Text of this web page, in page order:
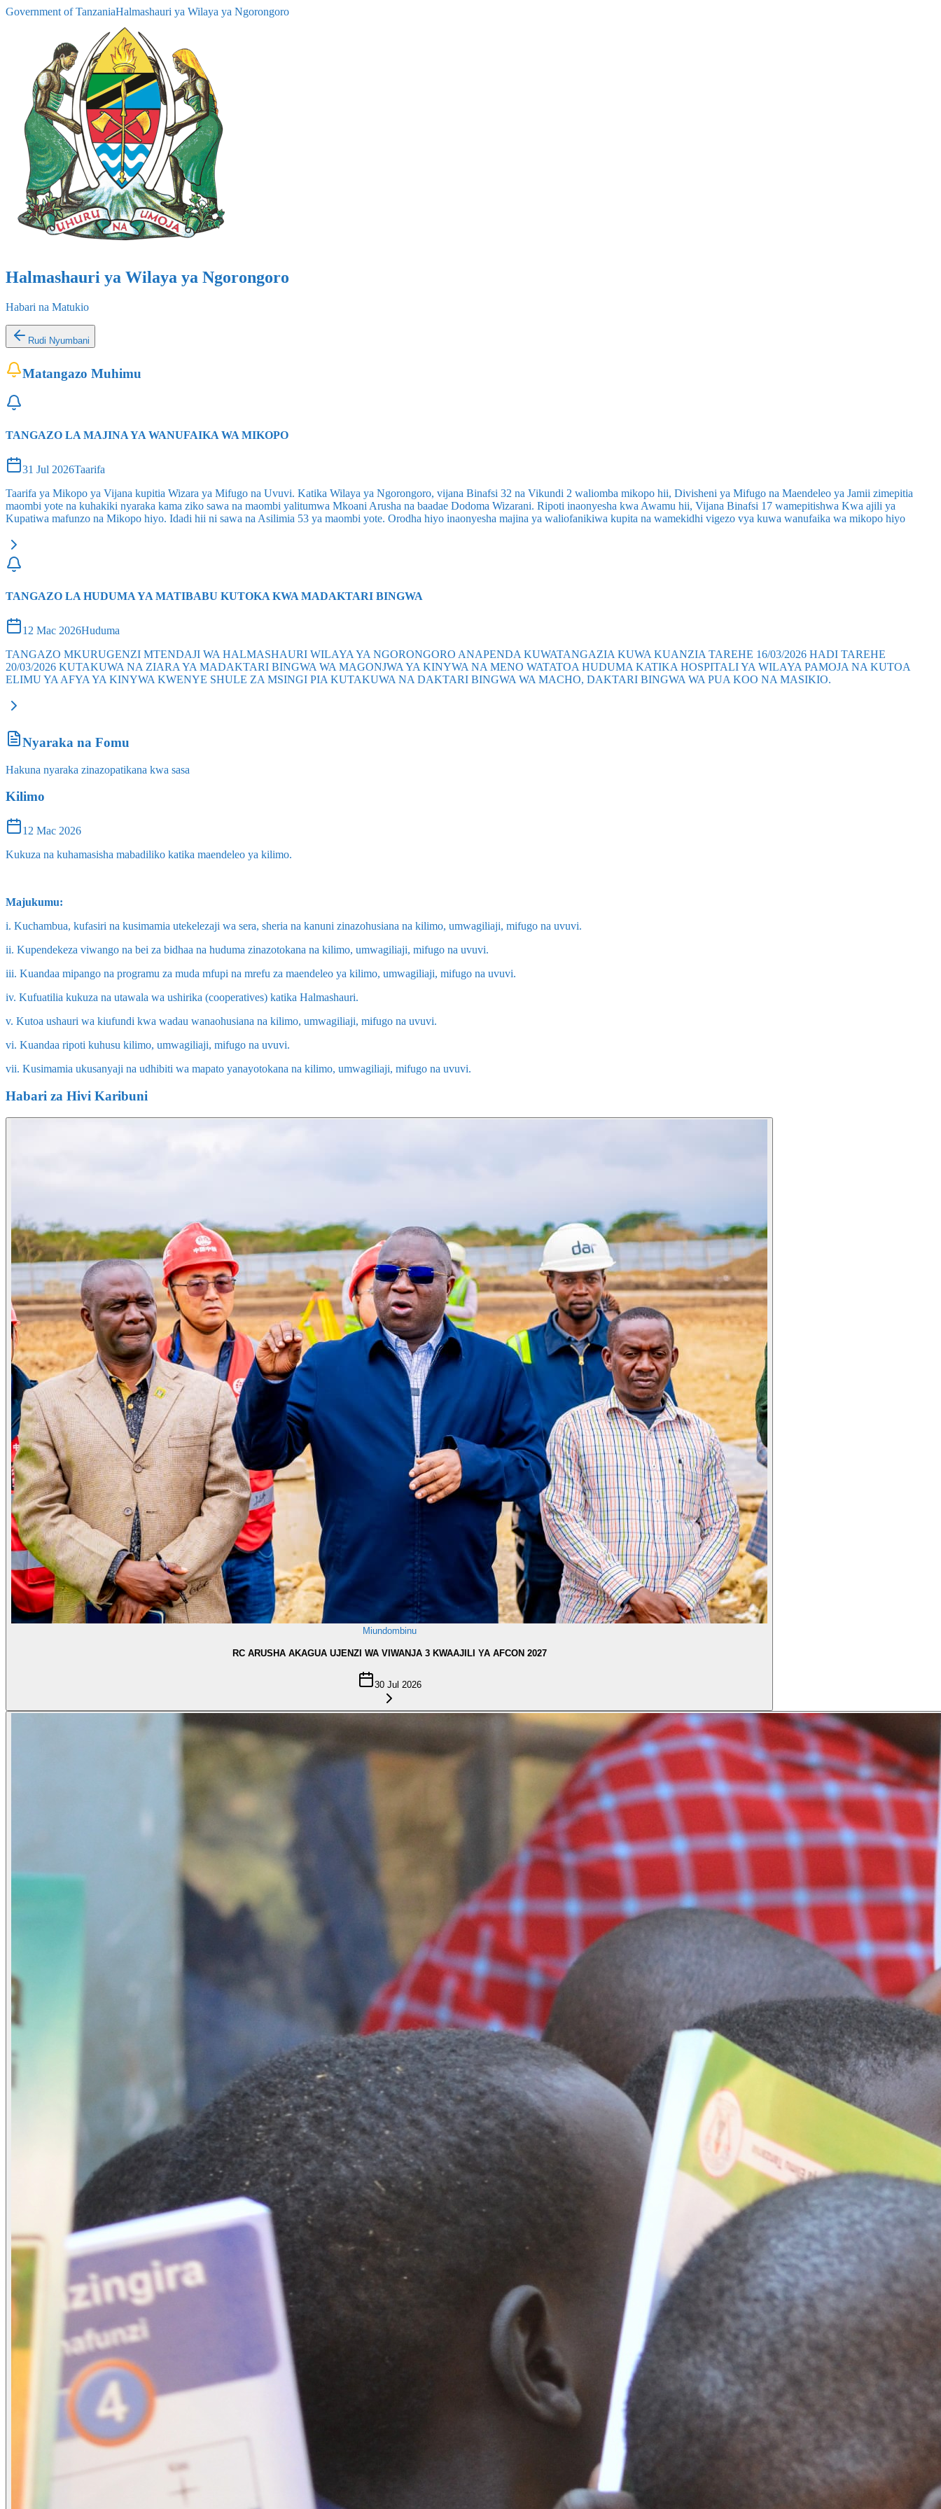
Government of TanzaniaHalmashauri ya Wilaya ya Ngorongoro
Halmashauri ya Wilaya ya Ngorongoro
Habari na Matukio
Rudi Nyumbani
Matangazo Muhimu
TANGAZO LA MAJINA YA WANUFAIKA WA MIKOPO
31 Jul 2026Taarifa
Taarifa ya Mikopo ya Vijana kupitia Wizara ya Mifugo na Uvuvi. Katika Wilaya ya Ngorongoro, vijana Binafsi 32 na Vikundi 2 waliomba mikopo hii, Divisheni ya Mifugo na Maendeleo ya Jamii zimepitia
maombi yote na kuhakiki nyaraka kama ziko sawa na maombi yalitumwa Mkoani Arusha na baadae Dodoma Wizarani. Ripoti inaonyesha kwa Awamu hii, Vijana Binafsi 17 wamepitishwa Kwa ajili ya
Kupatiwa mafunzo na Mikopo hiyo. Idadi hii ni sawa na Asilimia 53 ya maombi yote. Orodha hiyo inaonyesha majina ya waliofanikiwa kupita na wamekidhi vigezo vya kuwa wanufaika wa mikopo hiyo
TANGAZO LA HUDUMA YA MATIBABU KUTOKA KWA MADAKTARI BINGWA
12 Mac 2026Huduma
TANGAZO MKURUGENZI MTENDAJI WA HALMASHAURI WILAYA YA NGORONGORO ANAPENDA KUWATANGAZIA KUWA KUANZIA TAREHE 16/03/2026 HADI TAREHE
20/03/2026 KUTAKUWA NA ZIARA YA MADAKTARI BINGWA WA MAGONJWA YA KINYWA NA MENO WATATOA HUDUMA KATIKA HOSPITALI YA WILAYA PAMOJA NA KUTOA
ELIMU YA AFYA YA KINYWA KWENYE SHULE ZA MSINGI PIA KUTAKUWA NA DAKTARI BINGWA WA MACHO, DAKTARI BINGWA WA PUA KOO NA MASIKIO.
Nyaraka na Fomu
Hakuna nyaraka zinazopatikana kwa sasa
Kilimo
12 Mac 2026
Kukuza na kuhamasisha mabadiliko katika maendeleo ya kilimo.
Majukumu:
i. Kuchambua, kufasiri na kusimamia utekelezaji wa sera, sheria na kanuni zinazohusiana na kilimo, umwagiliaji, mifugo na uvuvi.
ii. Kupendekeza viwango na bei za bidhaa na huduma zinazotokana na kilimo, umwagiliaji, mifugo na uvuvi.
iii. Kuandaa mipango na programu za muda mfupi na mrefu za maendeleo ya kilimo, umwagiliaji, mifugo na uvuvi.
iv. Kufuatilia kukuza na utawala wa ushirika (cooperatives) katika Halmashauri.
v. Kutoa ushauri wa kiufundi kwa wadau wanaohusiana na kilimo, umwagiliaji, mifugo na uvuvi.
vi. Kuandaa ripoti kuhusu kilimo, umwagiliaji, mifugo na uvuvi.
vii. Kusimamia ukusanyaji na udhibiti wa mapato yanayotokana na kilimo, umwagiliaji, mifugo na uvuvi.
Habari za Hivi Karibuni
Miundombinu
RC ARUSHA AKAGUA UJENZI WA VIWANJA 3 KWAAJILI YA AFCON 2027
30 Jul 2026